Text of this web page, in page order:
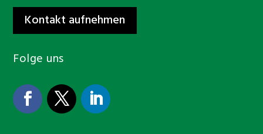
Kontakt aufnehmen
Folge uns